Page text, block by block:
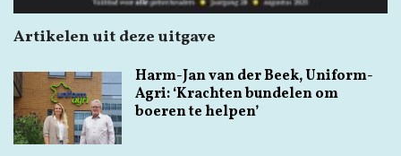
Artikelen uit deze uitgave
Harm-Jan van der Beek, Uniform-
Agri: ‘Krachten bundelen om
boeren te helpen’